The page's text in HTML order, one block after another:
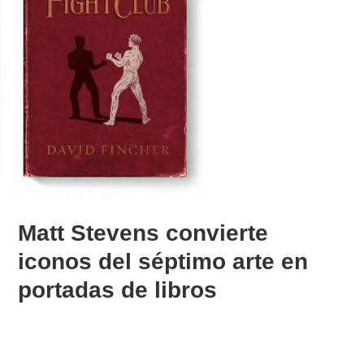
Matt Stevens convierte
iconos del séptimo arte en
portadas de libros